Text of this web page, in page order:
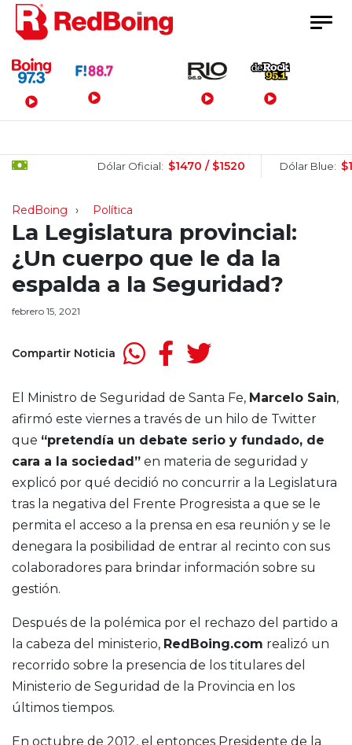
Menú Principal
Dólar Oficial: $1470 / $1520 Dólar Blue: $1505 /
RedBoing Política
La Legislatura provincial:
¿Un cuerpo que le da la
espalda a la Seguridad?
febrero 15, 2021
Compartir Noticia
El Ministro de Seguridad de Santa Fe, Marcelo Sain,
afirmó este viernes a través de un hilo de Twitter
que “pretendía un debate serio y fundado, de
cara a la sociedad” en materia de seguridad y
explicó por qué decidió no concurrir a la Legislatura
tras la negativa del Frente Progresista a que se le
permita el acceso a la prensa en esa reunión y se le
denegara la posibilidad de entrar al recinto con sus
colaboradores para brindar información sobre su
gestión.
Después de la polémica por el rechazo del partido a
la cabeza del ministerio, RedBoing.com realizó un
recorrido sobre la presencia de los titulares del
Ministerio de Seguridad de la Provincia en los
últimos tiempos.
En octubre de 2012, el entonces Presidente de la